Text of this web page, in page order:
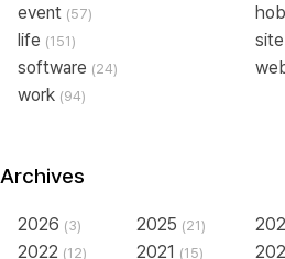
event (57)
life (151) site
software (24)
work (94)
Archives
2026 (3) 2025 (21)
2022 (12) 2021 (15)